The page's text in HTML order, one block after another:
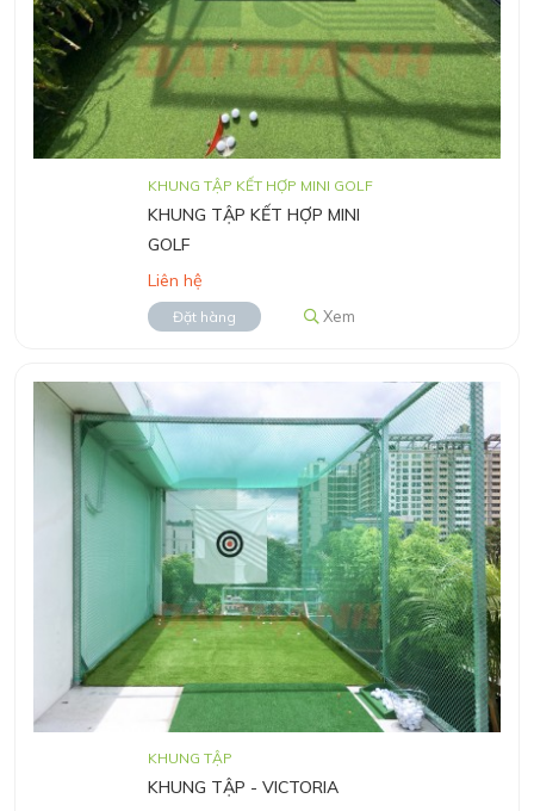
KHUNG TẬP KẾT HỢP MINI GOLF
KHUNG TẬP KẾT HỢP MINI
GOLF
Liên hệ
Đặt hàng Xem
KHUNG TẬP
KHUNG TẬP - VICTORIA